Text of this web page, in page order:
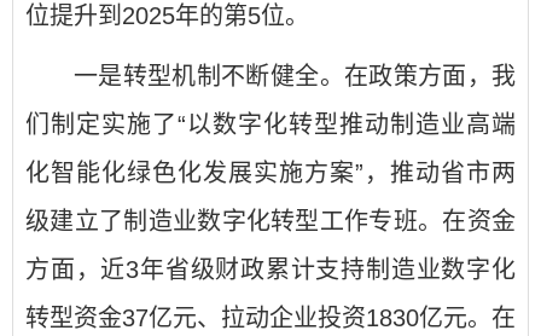
位提升到2025年的第5位。
一是转型机制不断健全。在政策方面，我
们制定实施了“以数字化转型推动制造业高端
化智能化绿色化发展实施方案”，推动省市两
级建立了制造业数字化转型工作专班。在资金
方面，近3年省级财政累计支持制造业数字化
转型资金37亿元、拉动企业投资1830亿元。在